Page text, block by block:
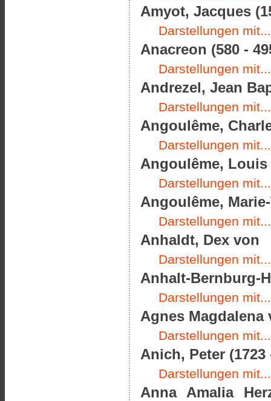
Amyot, Jacques
Darstellungen mit...
Anacreon (580 -
Darstellungen mit...
Andrezel, Jean
Darstellungen mit...
Angoulême,
Darstellungen mit...
Angoulême, Louis
Darstellungen mit...
Angoulême,
Darstellungen mit...
Anhaldt, Dex von
Darstellungen mit...
Anhalt-Bernburg-
Darstellungen mit...
Agnes Magdalena
Darstellungen mit...
Anich, Peter (1723
Darstellungen mit...
Anna Amalia